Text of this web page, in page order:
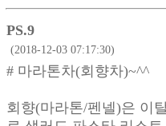
PS.9
(2018-12-03 07:17:30)
# 마라톤차(회향차)~^^
회향(마라톤/펜넬)은 이